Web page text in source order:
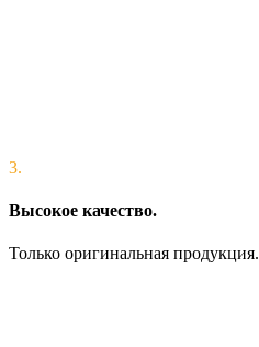
3.
Высокое качество.
Только оригинальная продукция.